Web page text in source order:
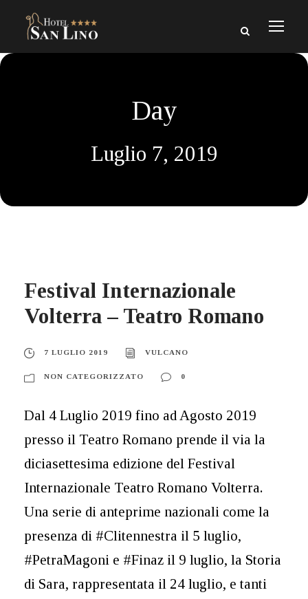
Day
Luglio 7, 2019
Festival Internazionale
Volterra – Teatro Romano
7 LUGLIO 2019 VULCANO
NON CATEGORIZZATO 0
Dal 4 Luglio 2019 fino ad Agosto 2019
presso il Teatro Romano prende il via la
diciasettesima edizione del Festival
Internazionale Teatro Romano Volterra.
Una serie di anteprime nazionali come la
presenza di #Clitennestra il 5 luglio,
#PetraMagoni e #Finaz il 9 luglio, la Storia
di Sara, rappresentata il 24 luglio, e tanti